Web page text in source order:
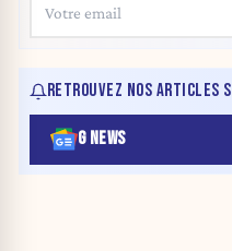
RETROUVEZ NOS ARTICLES
G NEWS